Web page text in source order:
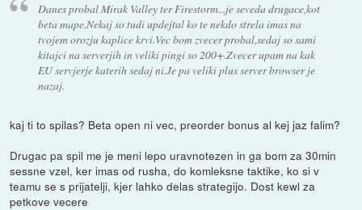
Danes probal Mirak Valley ter Firestorm...je seveda drugace,kot
beta mape.Nekaj so tudi updejtal ko te nekdo strela imas na
tvojem orozju kaplice krvi.Vec bom zvecer probal,sedaj so sami
kitajci na serverjih in veliki pingi so 200+.Zvecer upam na kak
EU servjerje katerih sedaj ni.Je pa veliki plus server browser je
nazaj.
kaj ti to spilas? Beta open ni vec, preorder bonus al kej jaz falim?
Drugac pa spil me je meni lepo uravnotezen in ga bom za 30min
sessne vzel, ker imas od rusha, do komleksne taktike, ko si v
teamu se s prijatelji, kjer lahko delas strategijo. Dost kewl za
petkove vecere